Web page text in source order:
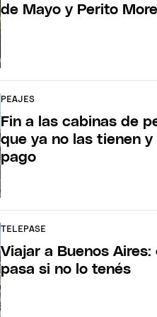
de Mayo y Perito
PEAJES
Fin a las cabinas de
que ya no las tienen
pago
TELEPASE
Viajar a Buenos
pasa si no lo tenés